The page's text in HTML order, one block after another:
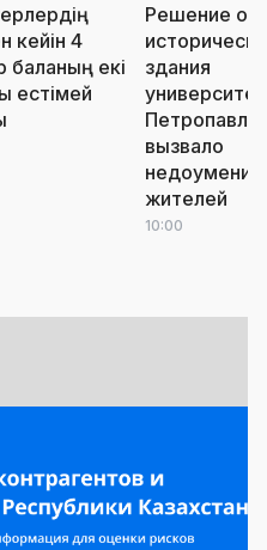
кейін 4
баланың екі
естімей
Решение о
здания
вызвало
недоумение
жителей
10:00